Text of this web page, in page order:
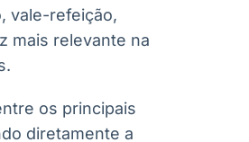
vale-refeição,
mais relevante na
os principais
diretamente a